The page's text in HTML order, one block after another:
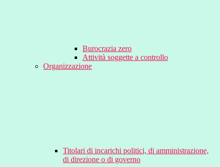
Burocrazia zero
Attività soggette a controllo
Organizzazione
Titolari di incarichi politici, di amministrazione,
di direzione o di governo